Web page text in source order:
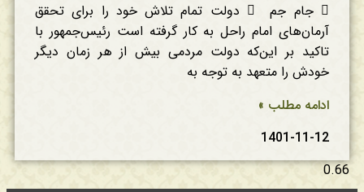
 جام جم  دولت تمام تلاش خود را برای تحقق
آرمان‌های امام راحل به کار گرفته است رئیس‌جمهور با
تاکید بر این‌که دولت مردمی بیش از هر زمان دیگر
خودش را متعهد به توجه به
ادامه مطلب »
1401-11-12